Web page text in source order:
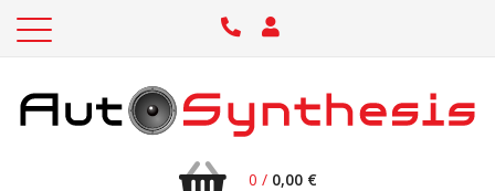
0 / 0,00 €